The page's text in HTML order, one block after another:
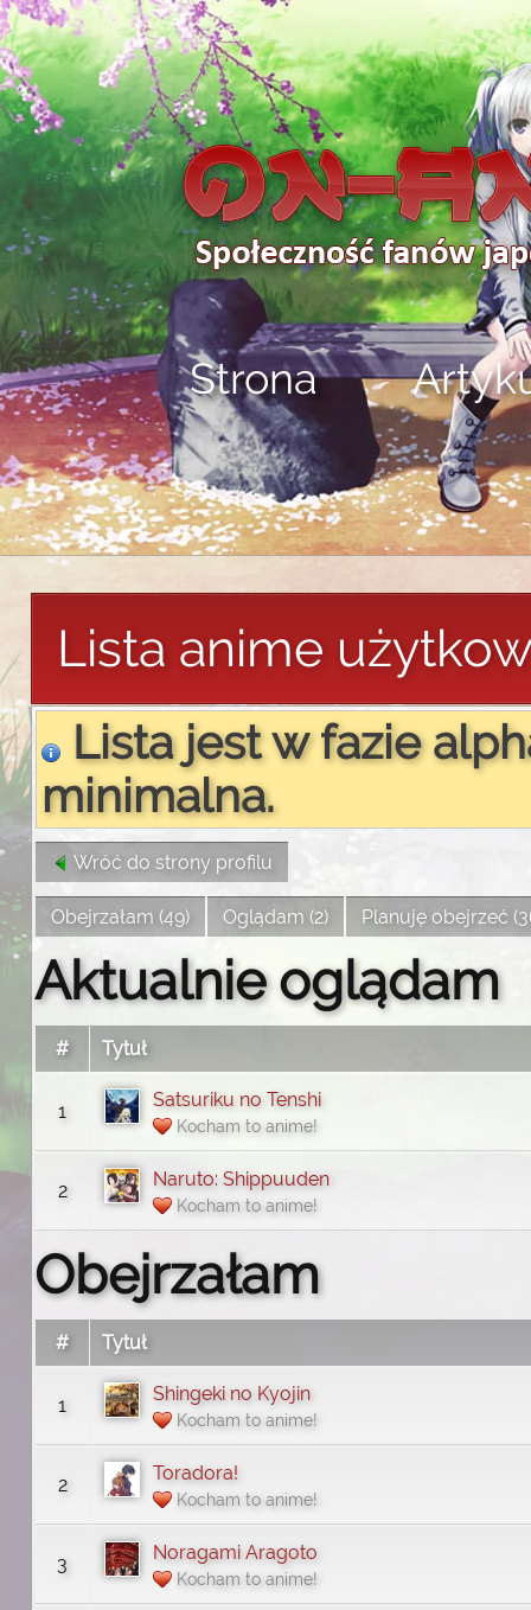
Strona
Lista anime
Lista jest w fazie
minimalna.
Wróć do strony profilu
Obejrzałam (49) Oglądam (2) Planuję obejrzeć
Aktualnie oglądam
# Tytuł
1
Satsuriku no Tenshi
Kocham to anime!
2
Naruto: Shippuuden
Kocham to anime!
Obejrzałam
# Tytuł
1
Shingeki no Kyojin
Kocham to anime!
2
Toradora!
Kocham to anime!
3
Noragami Aragoto
Kocham to anime!